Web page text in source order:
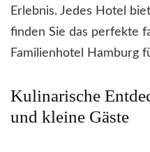
Erlebnis. Jedes Hotel
finden Sie das perfekte
Familienhotel Hamburg
Kulinarische
und kleine Gäste